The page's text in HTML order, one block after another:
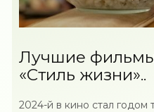
Лучшие фильмы
«Стиль жизни»..
2024-й в кино стал годом